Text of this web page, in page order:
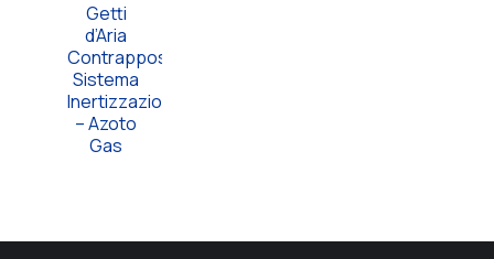
Getti
d’Aria
ContrappostiN2
Sistema
Inertizzazione
– Azoto
Gas